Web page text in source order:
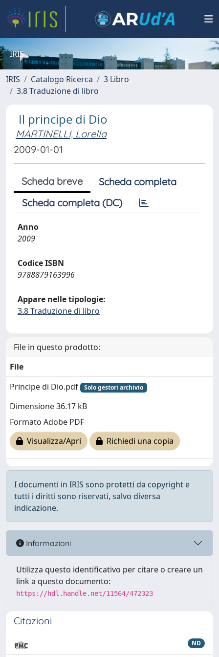
IRIS
IRIS Catalogo Ricerca
3 Libro
3.8 Traduzione di libro
Il principe di Dio
MARTINELLI, Lorella
2009-01-01
Scheda breve
Scheda completa
Scheda completa (DC)
Anno
2009
Codice ISBN
9788879163996
Appare nelle tipologie:
3.8 Traduzione di libro
File in questo prodotto:
File
Principe di Dio.pdf
Solo gestori archivio
Dimensione 36.17 kB
Formato Adobe PDF
Visualizza/Apri
Richiedi una copia
I documenti in IRIS sono protetti da copyright e
tutti i diritti sono riservati, salvo diversa
indicazione.
Informazioni
Utilizza questo identificativo per citare o creare un
link a questo documento:
https://hdl.handle.net/11564/472323
Citazioni
ND